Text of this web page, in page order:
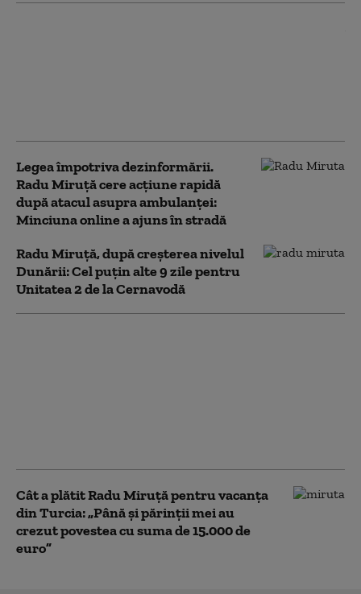
Legea împotriva dezinformării.
Radu Miruță cere acțiune rapidă
după atacul asupra ambulanței:
Minciuna online a ajuns în stradă
Radu Miruță, după creșterea nivelul
Dunării: Cel puțin alte 9 zile pentru
Unitatea 2 de la Cernavodă
Cât a plătit Radu Miruță pentru vacanța
din Turcia: „Până și părinții mei au
crezut povestea cu suma de 15.000 de
euro”